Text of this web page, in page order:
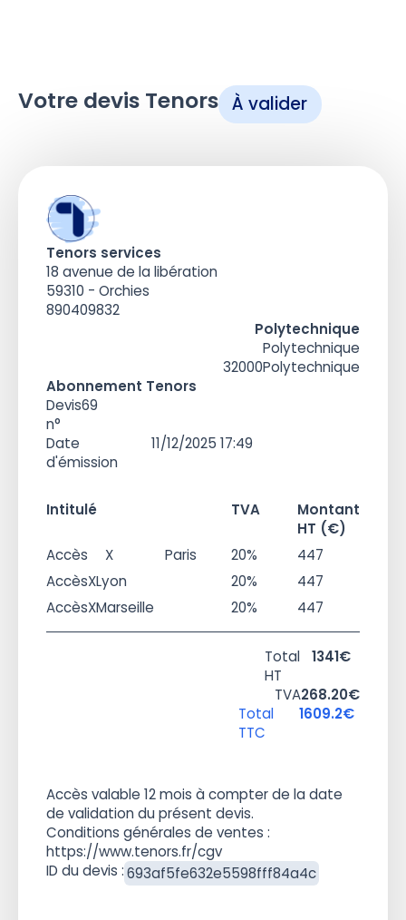
Votre devis Tenors À valider
Tenors services
18 avenue de la libération
59310 - Orchies
890409832
Polytechnique
Polytechnique
32000Polytechnique
Abonnement Tenors
Devis
n°
69
Date
d'émission
11/12/2025 17:49
Intitulé TVA
Montant
HT (€)
Accès
X Paris 20%
447
AccèsXLyon 20%
447
AccèsXMarseille 20% 447
Total
HT
1341€
TVA268.20€
Total
TTC
1609.2€
Accès valable 12 mois à compter de la date
de validation du présent devis.
Conditions générales de ventes :
https://www.tenors.fr/cgv
ID du devis :693af5fe632e5598fff84a4c